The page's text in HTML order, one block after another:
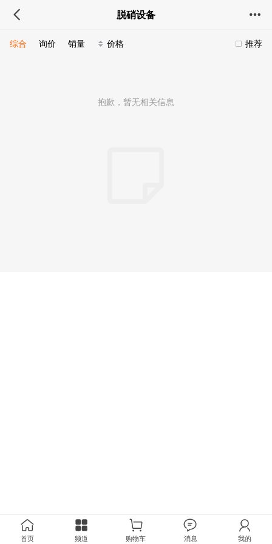
脱硝设备
推荐
综合 询价 销量 价格
抱歉，暂无相关信息
首页 频道 购物车 消息 我的